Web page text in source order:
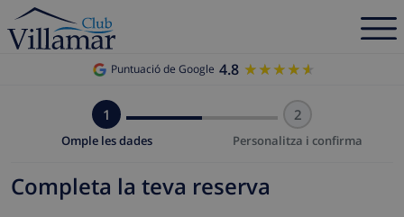
Puntuació de Google 4.8 ★★★★★
★★★★★
1
Omple les dades
2
Personalitza i confirma
Completa la teva reserva